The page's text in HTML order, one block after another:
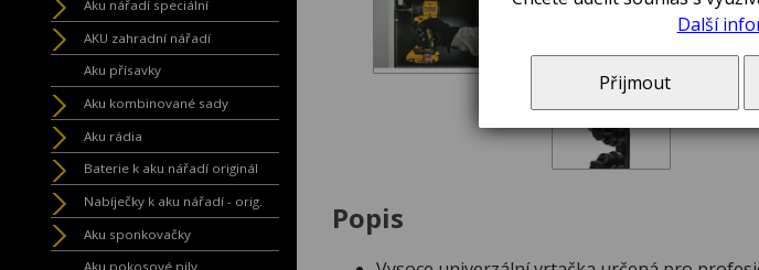
Aku nářadí speciální
AKU zahradní nářadí
Aku přísavky
Aku kombinované sady
Aku rádia
Baterie k aku nářadí originál
Nabíječky k aku nářadí - orig.
Aku sponkovačky
Aku pokosové pily
Popis
Další
Přijmout